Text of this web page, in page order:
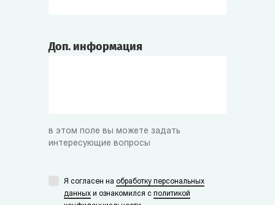
Доп. информация
в этом поле вы можете задать
интересующие вопросы
Я согласен на обработку персональных
данных и ознакомился с политикой